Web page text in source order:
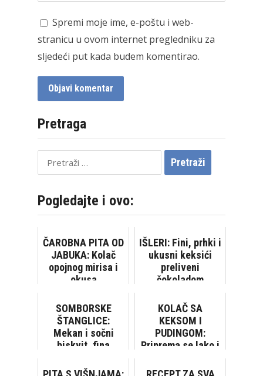
Spremi moje ime, e-poštu i web-
stranicu u ovom internet pregledniku za
sljedeći put kada budem komentirao.
Pretraga
Pretraži:
Pogledajte i ovo:
ČAROBNA PITA OD
JABUKA: Kolač
opojnog mirisa i
okusa
IŠLERI: Fini, prhki i
ukusni keksići
preliveni
čokoladom
SOMBORSKE
ŠTANGLICE:
Mekan i sočni
biskvit, fina
zadovoljstvo!
KOLAČ SA
KEKSOM I
PUDINGOM:
Priprema se lako i
[VIDEO]